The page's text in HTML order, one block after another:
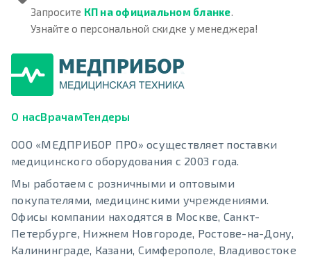
Запросите КП на официальном бланке.
Узнайте о персональной скидке у менеджера!
О насВрачамТендеры
ООО «МЕДПРИБОР ПРО» осуществляет поставки
медицинского оборудования с 2003 года.
Мы работаем с розничными и оптовыми
покупателями, медицинскими учреждениями.
Офисы компании находятся в Москве, Санкт-
Петербурге, Нижнем Новгороде, Ростове-на-Дону,
Калининграде, Казани, Симферополе, Владивостоке